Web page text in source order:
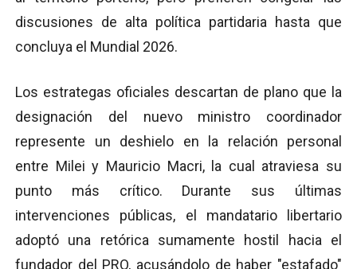
discusiones de alta política partidaria hasta que
concluya el Mundial 2026.
Los estrategas oficiales descartan de plano que la
designación del nuevo ministro coordinador
represente un deshielo en la relación personal
entre Milei y Mauricio Macri, la cual atraviesa su
punto más crítico. Durante sus últimas
intervenciones públicas, el mandatario libertario
adoptó una retórica sumamente hostil hacia el
fundador del PRO, acusándolo de haber "estafado"